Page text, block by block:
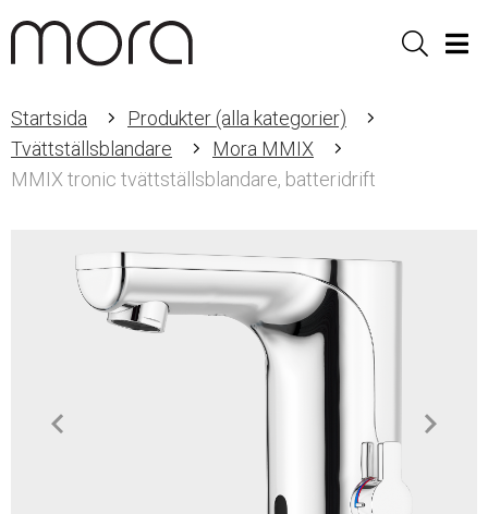
Sök
Startsida
Produkter (alla kategorier)
Tvättställsblandare
Mora MMIX
MMIX tronic tvättställsblandare, batteridrift